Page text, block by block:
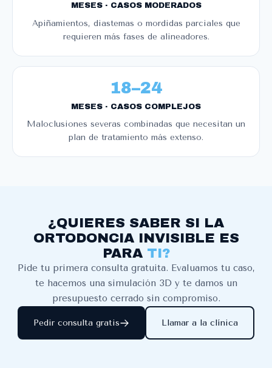
MESES · CASOS MODERADOS
Apiñamientos, diastemas o mordidas parciales que
requieren más fases de alineadores.
18–24
MESES · CASOS COMPLEJOS
Maloclusiones severas combinadas que necesitan un
plan de tratamiento más extenso.
¿QUIERES SABER SI LA
ORTODONCIA INVISIBLE ES
PARA TI?
Pide tu primera consulta gratuita. Evaluamos tu caso,
te hacemos una simulación 3D y te damos un
presupuesto cerrado sin compromiso.
Pedir consulta gratis Llamar a la clínica